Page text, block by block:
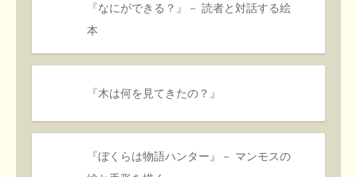
『なにができる？』－ 読者と対話する絵
本
『木は何を見てきたの？』
『ぼくらは物語ハンター』－ マンモスの